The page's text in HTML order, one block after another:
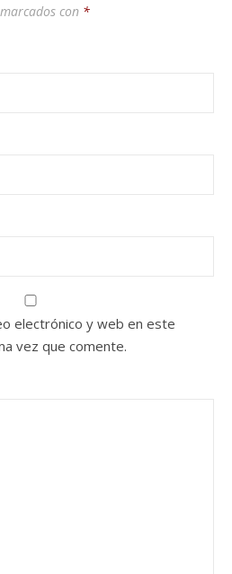
con *
electrónico y web en este
vez que comente.